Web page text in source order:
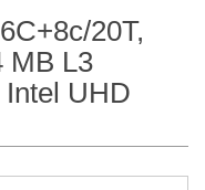
20T,
MB L3
UHD